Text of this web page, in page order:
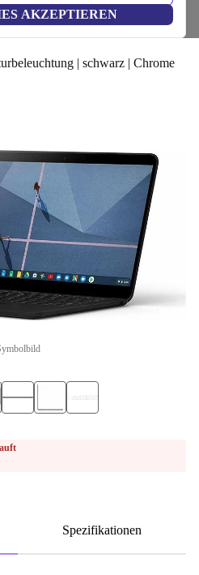
AKZEPTIEREN
| i5-8200Y | 13.3-
| schwarz | Chrome
Spezifikationen